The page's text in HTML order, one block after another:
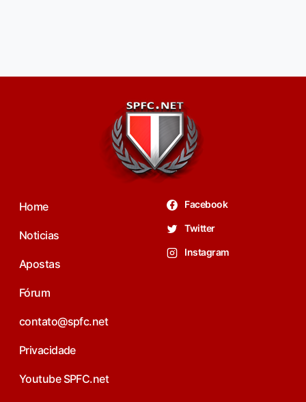
Home
Noticias
Apostas
Fórum
contato@spfc.net
Privacidade
Youtube SPFC.net
Facebook
Twitter
Instagram